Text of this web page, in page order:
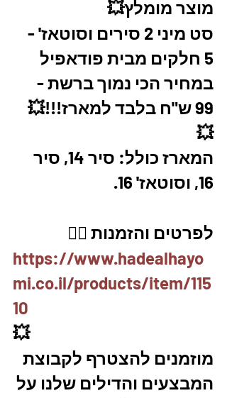
מוצר מומלץ💥
סט מיני 2 סירים וסוטאז' -
5 חלקים מבית פודאפיל
במחיר הכי נמוך ברשת -
99 ש"ח בלבד למארז!!!💥
💥
המארז כולל: סיר 14, סיר
16, וסוטאז' 16.
לפרטים והזמנות 👇🏼
https://www.hadealhayo
mi.co.il/products/item/115
10
💥
מוזמנים להצטרף לקבוצת
המבצעים והדילים שלנו על